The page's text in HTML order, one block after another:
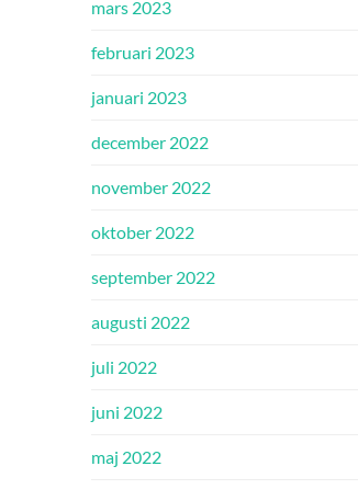
mars 2023
februari 2023
januari 2023
december 2022
november 2022
oktober 2022
september 2022
augusti 2022
juli 2022
juni 2022
maj 2022